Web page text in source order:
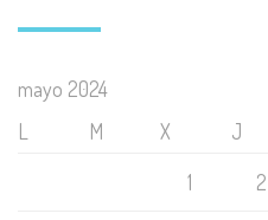
mayo 2024
L
M X J
1
2